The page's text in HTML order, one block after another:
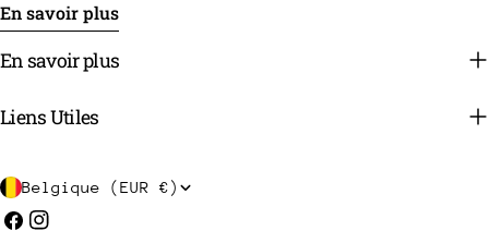
En savoir plus
En savoir plus
Liens Utiles
P
a
Belgique (EUR €)
Facebook
Instagram